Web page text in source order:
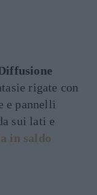
rigate con
e pannelli
sui lati e
in saldo